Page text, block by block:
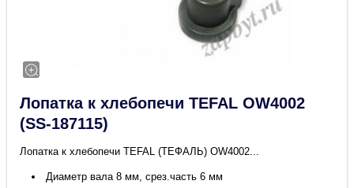
Лопатка к хлебопечи TEFAL OW4002
(SS-187115)
Лопатка к хлебопечи TEFAL (ТЕФАЛЬ) OW4002...
Диаметр вала 8 мм, срез.часть 6 мм